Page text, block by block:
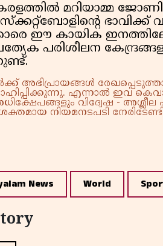
മറിയാമ്മ
ഭാവിക്ക്
ഈ കായിക
പരിശീലന
അഭിപ്രായങ്ങൾ
എന്നാൽ ഇവ
വിദ്വേഷ - അശ്ലീല
നിയമനടപടി
News World